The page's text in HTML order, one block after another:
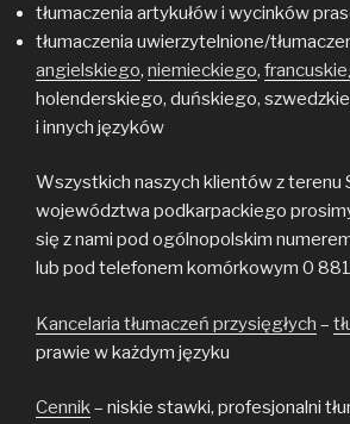
tłumaczenia artykułów i wycinków
tłumaczenia uwierzytelnione/
angielskiego, niemieckiego,
holenderskiego, duńskiego,
i innych języków
Wszystkich naszych klientów z terenu
województwa podkarpackiego
się z nami pod ogólnopolskim
lub pod telefonem komórkowym 0
Kancelaria tłumaczeń przysięgłych –
prawie w każdym języku
Cennik– niskie stawki, profesjonalni